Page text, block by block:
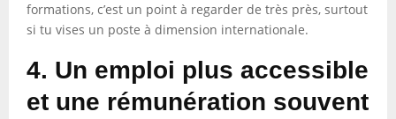
formations, c’est un point à regarder de très près, surtout
si tu vises un poste à dimension internationale.
4. Un emploi plus accessible
et une rémunération souvent